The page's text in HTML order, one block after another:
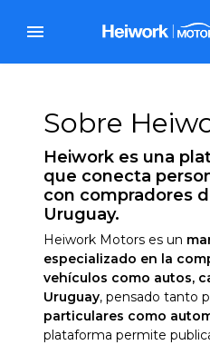
Sobre
Heiwork es una
que conecta
con compradores
Uruguay.
Heiwork Motors es un
especializado en la
vehículos como autos,
Uruguay, pensado tanto
particulares como
plataforma permite